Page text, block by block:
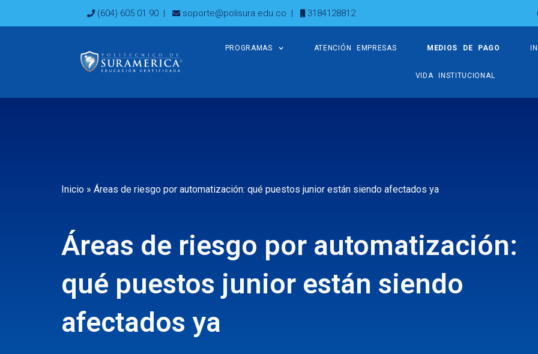
(604) 605 01 90 | soporte@polisura.edu.co | 3184128812
PROGRAMAS ATENCIÓN EMPRESAS MEDIOS DE PAGO
VIDA INSTITUCIONAL
Inicio » Áreas de riesgo por automatización: qué puestos junior están siendo afectados ya
Áreas de riesgo por automatización:
qué puestos junior están siendo
afectados ya